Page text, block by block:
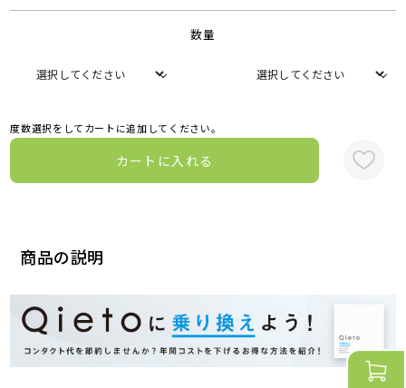
商品の説明
数量
度数選択をしてカートに追加してください。
カートに入れる